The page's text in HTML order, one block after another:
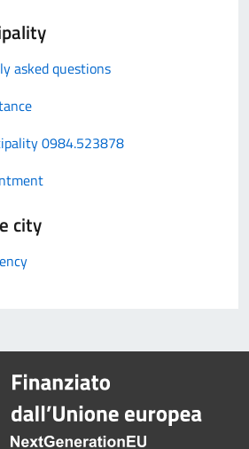
asked questions
0984.523878
city